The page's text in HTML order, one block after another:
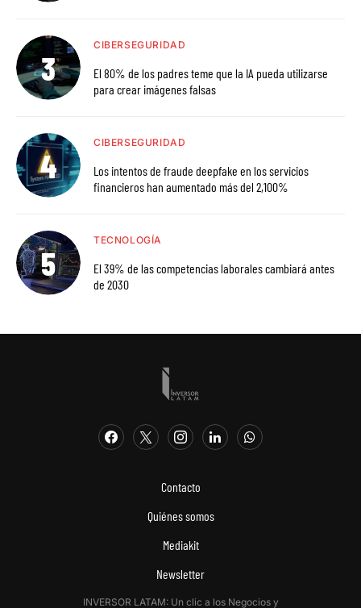
CIBERSEGURIDAD
El 80% de los padres teme que la IA pueda utilizarse
para crear imágenes falsas
CIBERSEGURIDAD
Los intentos de fraude deepfake en los servicios
financieros han aumentado más del 2,100%
TECNOLOGÍA
El 39% de las competencias laborales cambiará antes
de 2030
Contacto
Quiénes somos
Mediakit
Newsletter
INVERSOR LATAM: Un clic a los Negocios y